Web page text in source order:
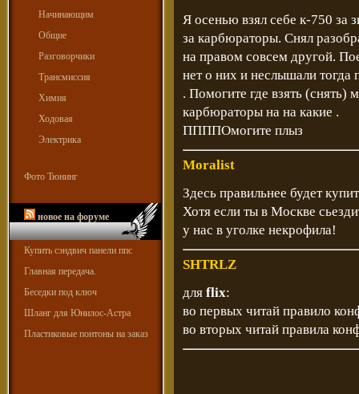
Начинающим
Общие
Разговорчики
Трансмиссия
Химия
Ходовая
Электрика
Фото Тюнинг
новое на форуме
Купить сэндвич панели ппс
Главная передача.
Беседки под ключ
Шланг для Юнилос-Астра
Пластиковые понтоны на заказ
Я осенью взял себе к-750 за
за карбюраторы. Снял
на правом совсем другой.
нет о них и неслышали
. Помогите где взять (снять)
карбюраторы на на какие .
ППППОмогите плыз
Moralist
Здесь правильнее будет
Хотя если ты в Москве
у нас в уголке некрофила!
SHTRLZ
для flix:
во первых читай правило
во вторых читай правила